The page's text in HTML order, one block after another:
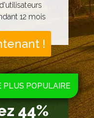
12 mois
!
44%